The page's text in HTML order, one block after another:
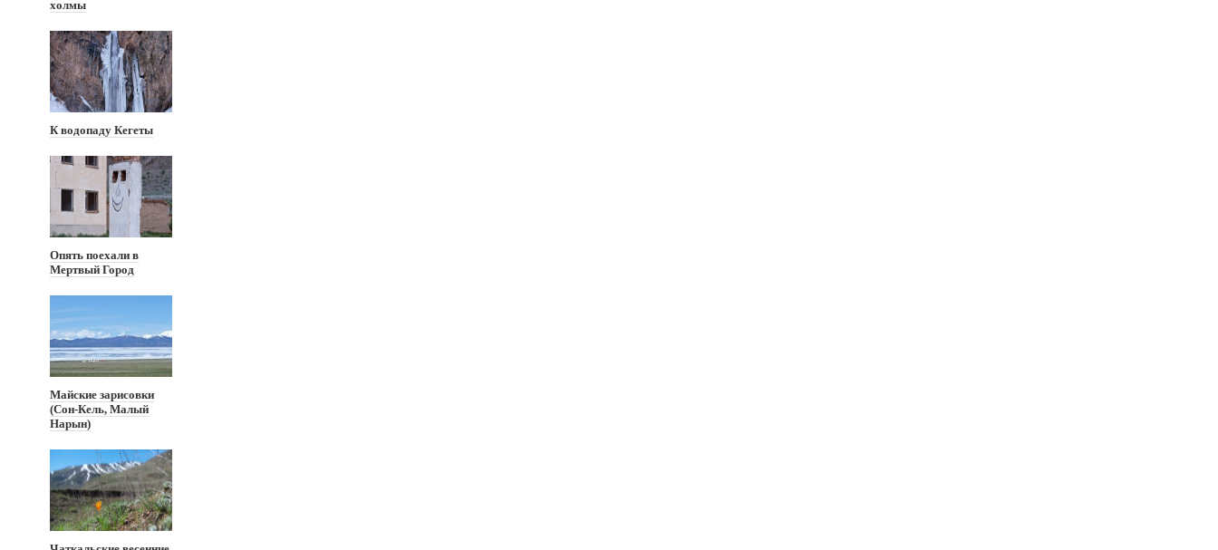
холмы
К водопаду Кегеты
Опять поехали в
Мертвый Город
Майские зарисовки
(Сон-Кель, Малый
Нарын)